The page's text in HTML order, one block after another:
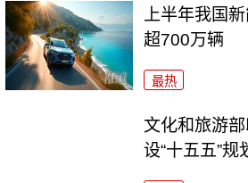
上半年我国
超700万辆
最热
文化和旅游
设“十五五”规